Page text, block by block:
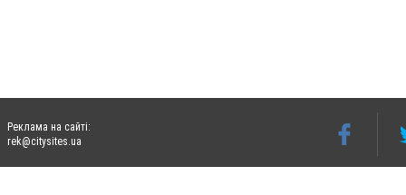
Реклама на сайті:
rek@citysites.ua